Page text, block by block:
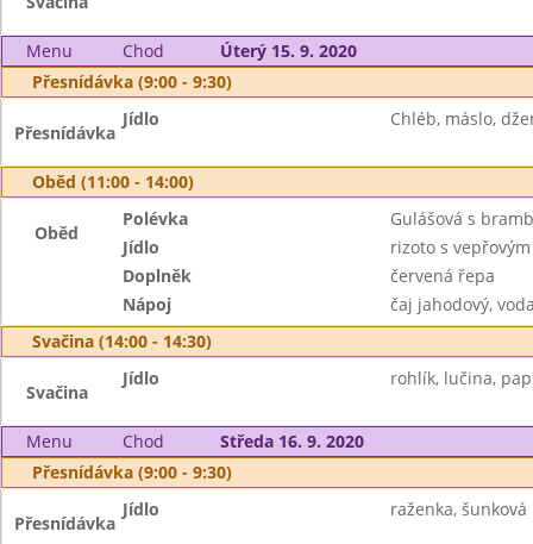
Menu Chod
Úterý 15. 9. 2020
Přesnídávka (9:00 - 9:30)
Přesnídávka
Jídlo Chléb, máslo,
Oběd (11:00 - 14:00)
Oběd
Polévka
Gulášová s
Jídlo
rizoto s
Doplněk
červená řepa
Nápoj
čaj jahodový,
Svačina (14:00 - 14:30)
Svačina
Jídlo rohlík, lučina,
Menu Chod
Středa 16. 9. 2020
Přesnídávka (9:00 - 9:30)
Přesnídávka
Jídlo raženka,